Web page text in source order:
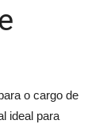
o cargo de
ideal para